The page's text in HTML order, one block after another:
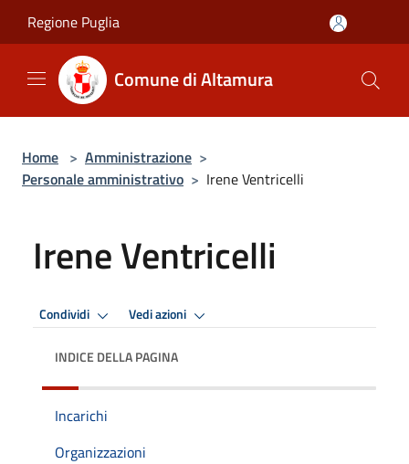
Regione Puglia
Comune di Altamura
Home > Amministrazione >
Personale amministrativo > Irene Ventricelli
Irene Ventricelli
Condividi Vedi azioni
INDICE DELLA PAGINA
Incarichi
Organizzazioni